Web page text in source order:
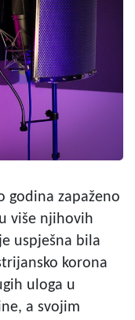
godina zapaženo
više njihovih
uspješna bila
korona
uloga u
a svojim